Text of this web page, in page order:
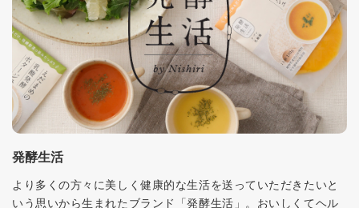
発酵生活
より多くの方々に美しく健康的な生活を送っていただきたいと
いう思いから生まれたブランド「発酵生活」。おいしくてヘル